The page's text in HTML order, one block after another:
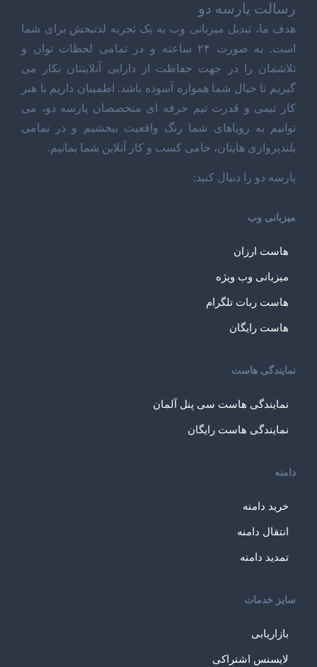
رسالت پارسه دو
هدف ما، تبدیل میزبانی وب به یک تجربه لذتبخش برای شما
است. به صورت ۲۴ ساعته و در تمامی لحظات توان و
تلاشمان را در جهت حفاظت از دارایی آنلاینتان بکار می
گیریم تا خیال شما همواره آسوده باشد. اطمینان داریم با هنر
کار تیمی و قدرت تیم حرفه ای متخصصان پارسه دو، می
توانیم به رویاهای شما رنگ واقعیت ببخشیم و در تمامی
بلندپروازی هایتان، حامی کسب و کار آنلاین شما بمانیم.
پارسه دو را دنبال کنید:
میزبانی وب
هاست ارزان
میزبانی وب ویژه
هاست ربات تلگرام
هاست رایگان
نمایندگی هاست
نمایندگی هاست سی پنل آلمان
نمایندگی هاست رایگان
دامنه
خرید دامنه
انتقال دامنه
تمدید دامنه
سایز خدمات
بازاریابی
لایسنس اشتراکی